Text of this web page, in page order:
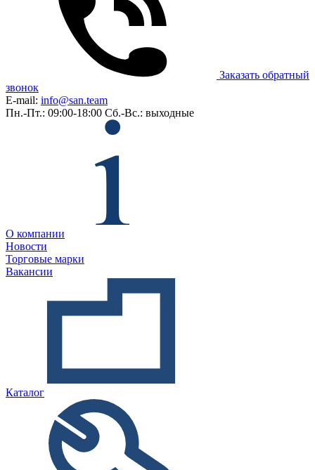
Заказать обратный
звонок
E-mail: info@san.team
Пн.-Пт.: 09:00-18:00 Сб.-Вс.: выходные
О компании
Новости
Торговые марки
Вакансии
Каталог